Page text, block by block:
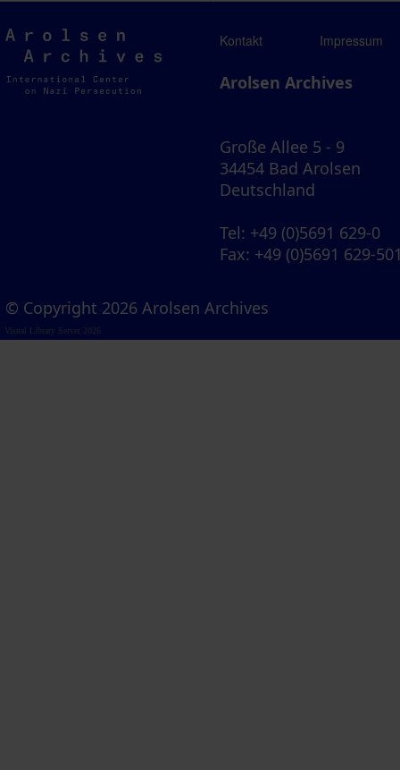
Arolsen
Archives
Kontakt Impressum
Arolsen Archives
Große Allee 5 - 9
34454 Bad Arolsen
Deutschland
Tel: +49 (0)5691 629-0
Fax: +49 (0)5691 629-
© Copyright 2026 Arolsen Archives
Visual Library Server 2026